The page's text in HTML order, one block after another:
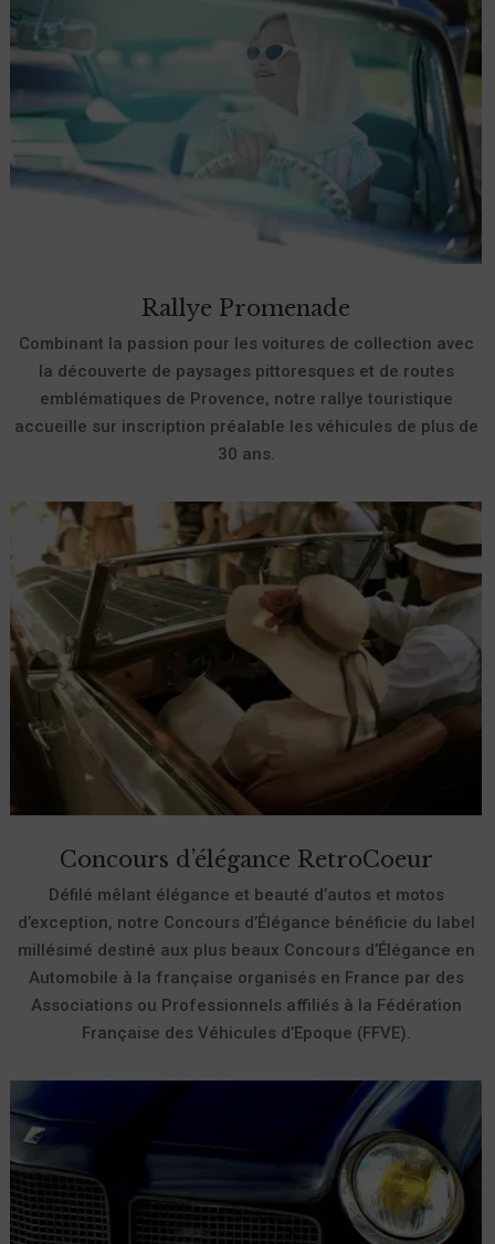
Rallye Promenade
Combinant la passion pour les voitures de collection avec
la découverte de paysages pittoresques et de routes
emblématiques de Provence, notre rallye touristique
accueille sur inscription préalable les véhicules de plus de
30 ans.
Concours d’élégance RetroCoeur
Défilé mêlant élégance et beauté d’autos et motos
d’exception, notre Concours d’Élégance bénéficie du label
millésimé destiné aux plus beaux Concours d’Élégance en
Automobile à la française organisés en France par des
Associations ou Professionnels affiliés à la Fédération
Française des Véhicules d’Epoque (FFVE).